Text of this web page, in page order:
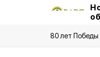
80 лет Победы